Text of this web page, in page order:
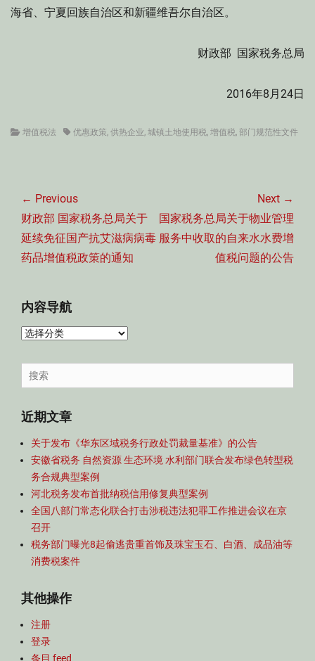
海省、宁夏回族自治区和新疆维吾尔自治区。
财政部 国家税务总局
2016年8月24日
Categories
增值税法 Tags优惠政策, 供热企业, 城镇土地使用税, 增值税, 部门规范性文件
章
导
航
← Previous
Previous
post:
财政部 国家税务总局关于
延续免征国产抗艾滋病病毒
药品增值税政策的通知
Next →
Next
post:
国家税务总局关于物业管理
服务中收取的自来水水费增
值税问题的公告
内容导航
内
导
航
Search
for:
近期文章
关于发布《华东区域税务行政处罚裁量基准》的公告
安徽省税务 自然资源 生态环境 水利部门联合发布绿色转型税
务合规典型案例
河北税务发布首批纳税信用修复典型案例
全国八部门常态化联合打击涉税违法犯罪工作推进会议在京
召开
税务部门曝光8起偷逃贵重首饰及珠宝玉石、白酒、成品油等
消费税案件
其他操作
注册
登录
条目 feed